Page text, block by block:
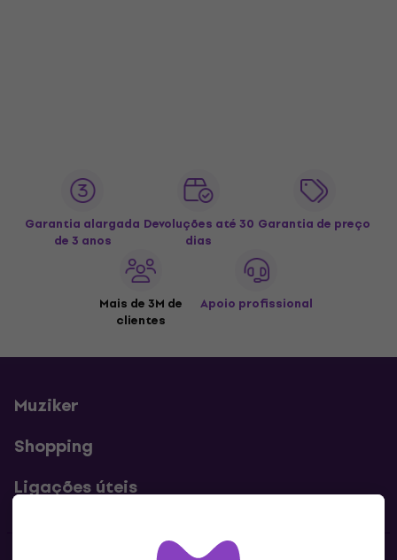
Garantia alargada
de 3 anos
Devoluções até 30
dias
Garantia de preço
Mais de 3M de
clientes
Apoio profissional
Muziker
Shopping
Ligações úteis